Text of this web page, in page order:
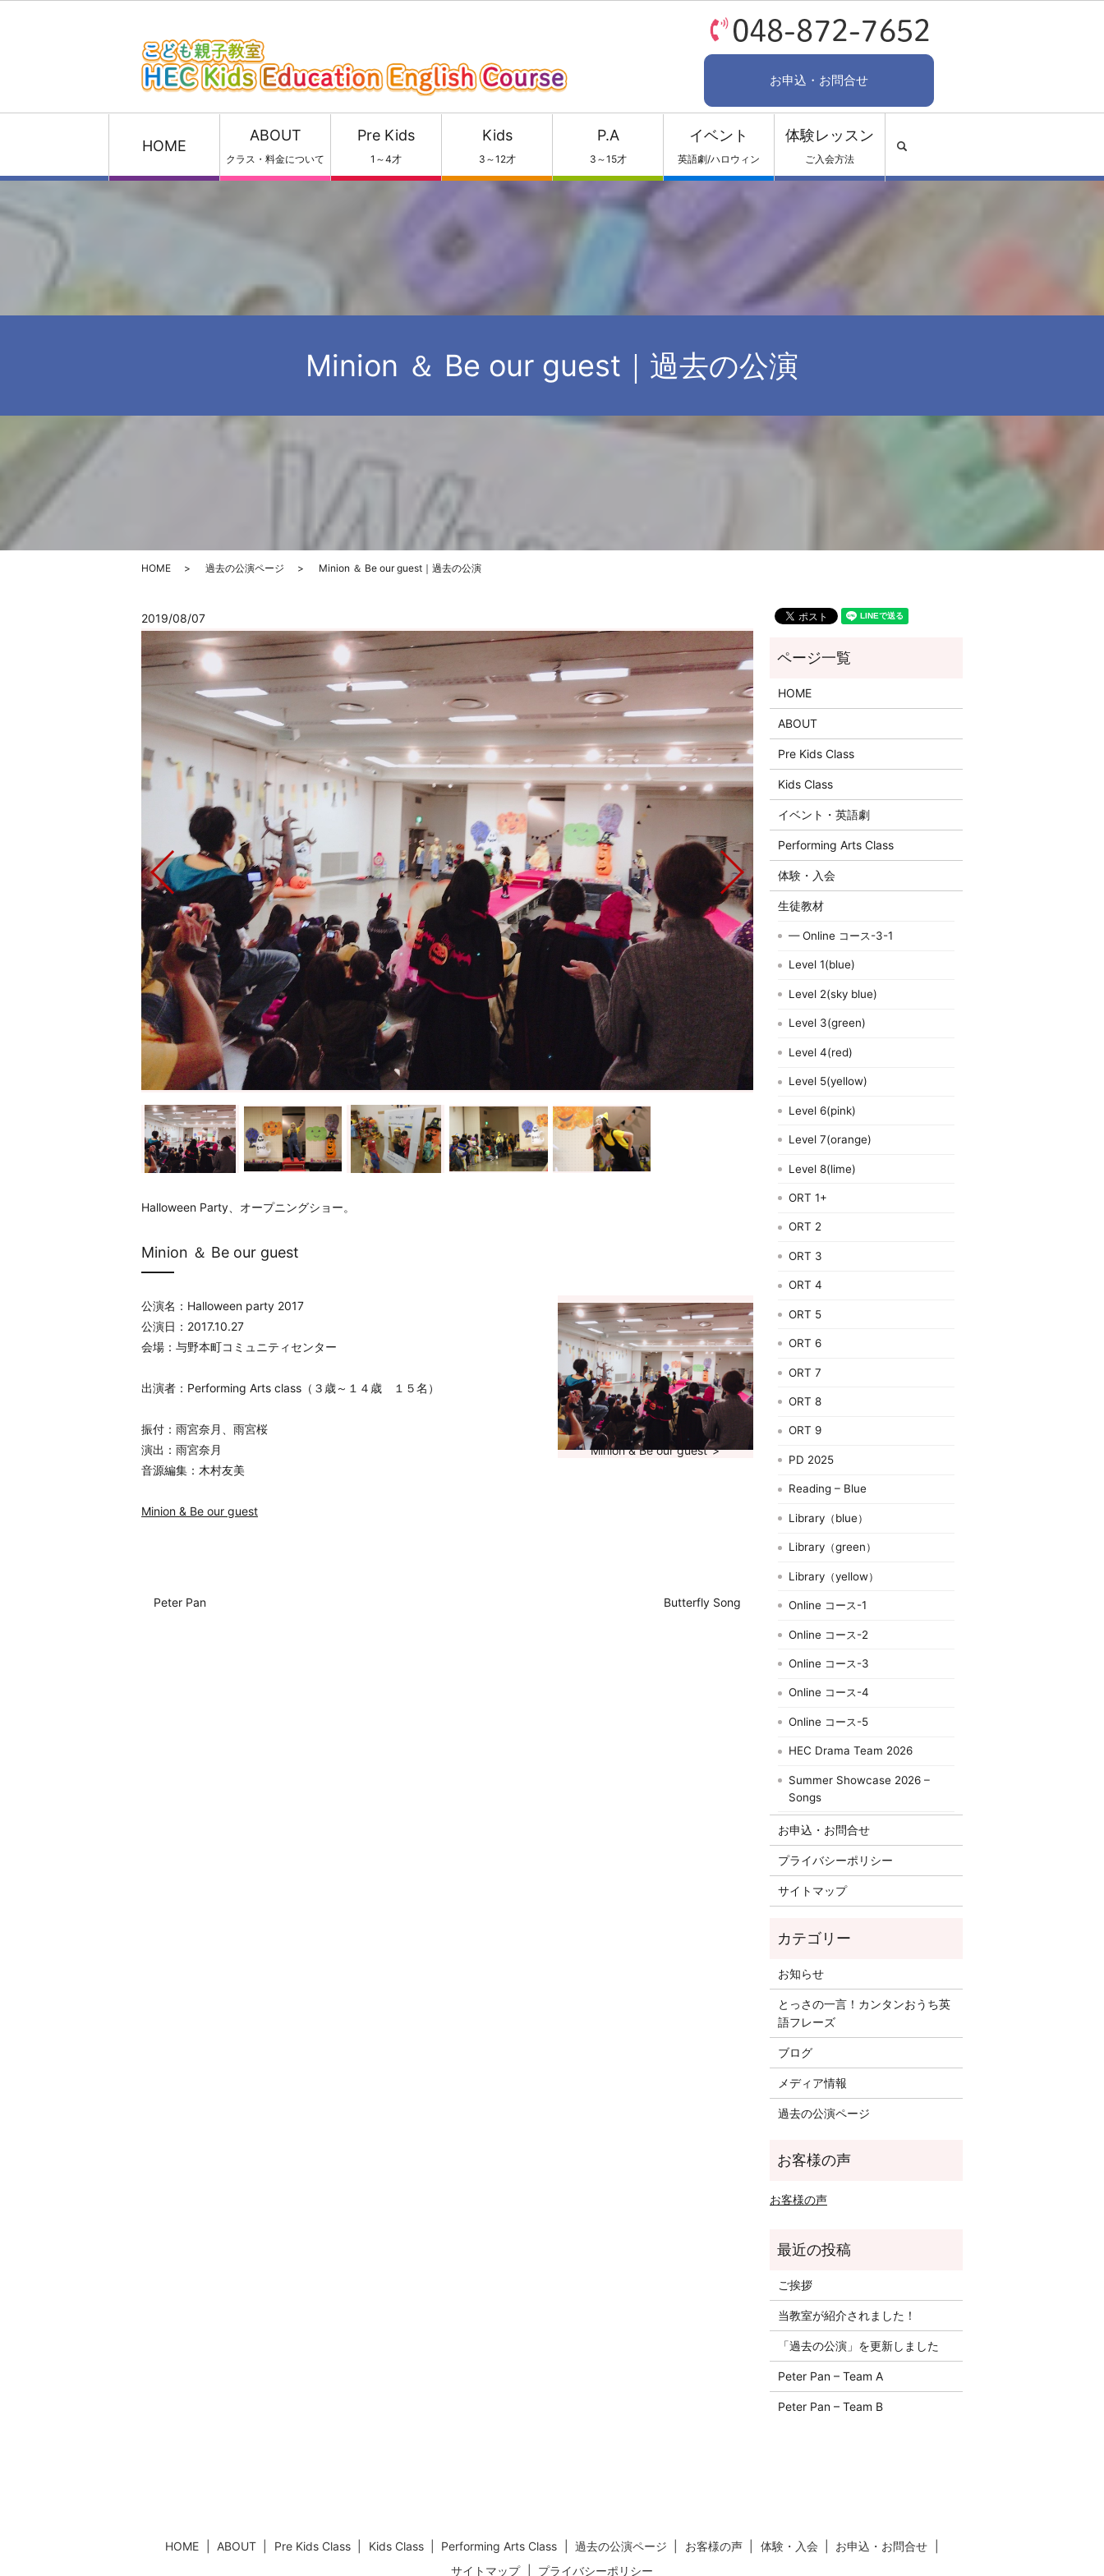
お申込・お問合せ
HOME
ABOUT
クラス・料金について
Pre Kids
1～4才
Kids
3～12才
P.A
3～15才
イベント
英語劇/ハロウィン
体験レッスン
ご入会方法
Minion ＆ Be our guest｜過去の公演
HOME 過去の公演ページ Minion ＆ Be our guest｜過去の公演
2019/08/07
Halloween Party、オープニングショー。
Minion ＆ Be our guest
Minion & Be our guest">
公演名：Halloween party 2017
公演日：2017.10.27
会場：与野本町コミュニティセンター
出演者：Performing Arts class（３歳～１４歳 １５名）
振付：雨宮奈月、雨宮桜
演出：雨宮奈月
音源編集：木村友美
Minion & Be our guest
Peter Pan Butterfly Song
HOME
ABOUT
Pre Kids Class
Kids Class
イベント・英語劇
Performing Arts Class
体験・入会
生徒教材
— Online コース-3-1
Level 1(blue)
Level 2(sky blue)
Level 3(green)
Level 4(red)
Level 5(yellow)
Level 6(pink)
Level 7(orange)
Level 8(lime)
ORT 1+
ORT 2
ORT 3
ORT 4
ORT 5
ORT 6
ORT 7
ORT 8
ORT 9
PD 2025
Reading – Blue
Library（blue）
Library（green）
Library（yellow）
Online コース-1
Online コース-2
Online コース-3
Online コース-4
Online コース-5
HEC Drama Team 2026
Summer Showcase 2026 –
Songs
お申込・お問合せ
プライバシーポリシー
サイトマップ
お知らせ
とっさの一言！カンタンおうち英
語フレーズ
ブログ
メディア情報
過去の公演ページ
お客様の声
ご挨拶
当教室が紹介されました！
「過去の公演」を更新しました
Peter Pan – Team A
Peter Pan – Team B
HOME ABOUT Pre Kids Class Kids Class Performing Arts Class 過去の公演ページ お客様の声 体験・入会
お申込・お問合せ
サイトマップ
プライバシーポリシー